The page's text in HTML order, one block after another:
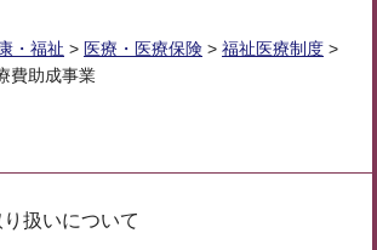
・福祉 > 医療・医療保険 > 福祉医療制度 >
費助成事業
扱いについて